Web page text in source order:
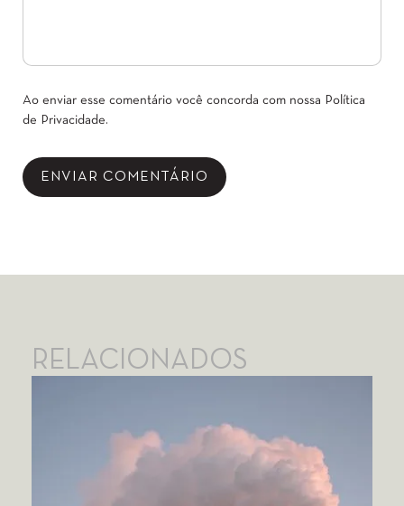
Ao enviar esse comentário você concorda com nossa Política
de Privacidade.
RELACIONADOS